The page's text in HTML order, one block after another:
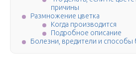
причины
Размножение цветка
Когда производится
Подробное описание
Болезни, вредители и